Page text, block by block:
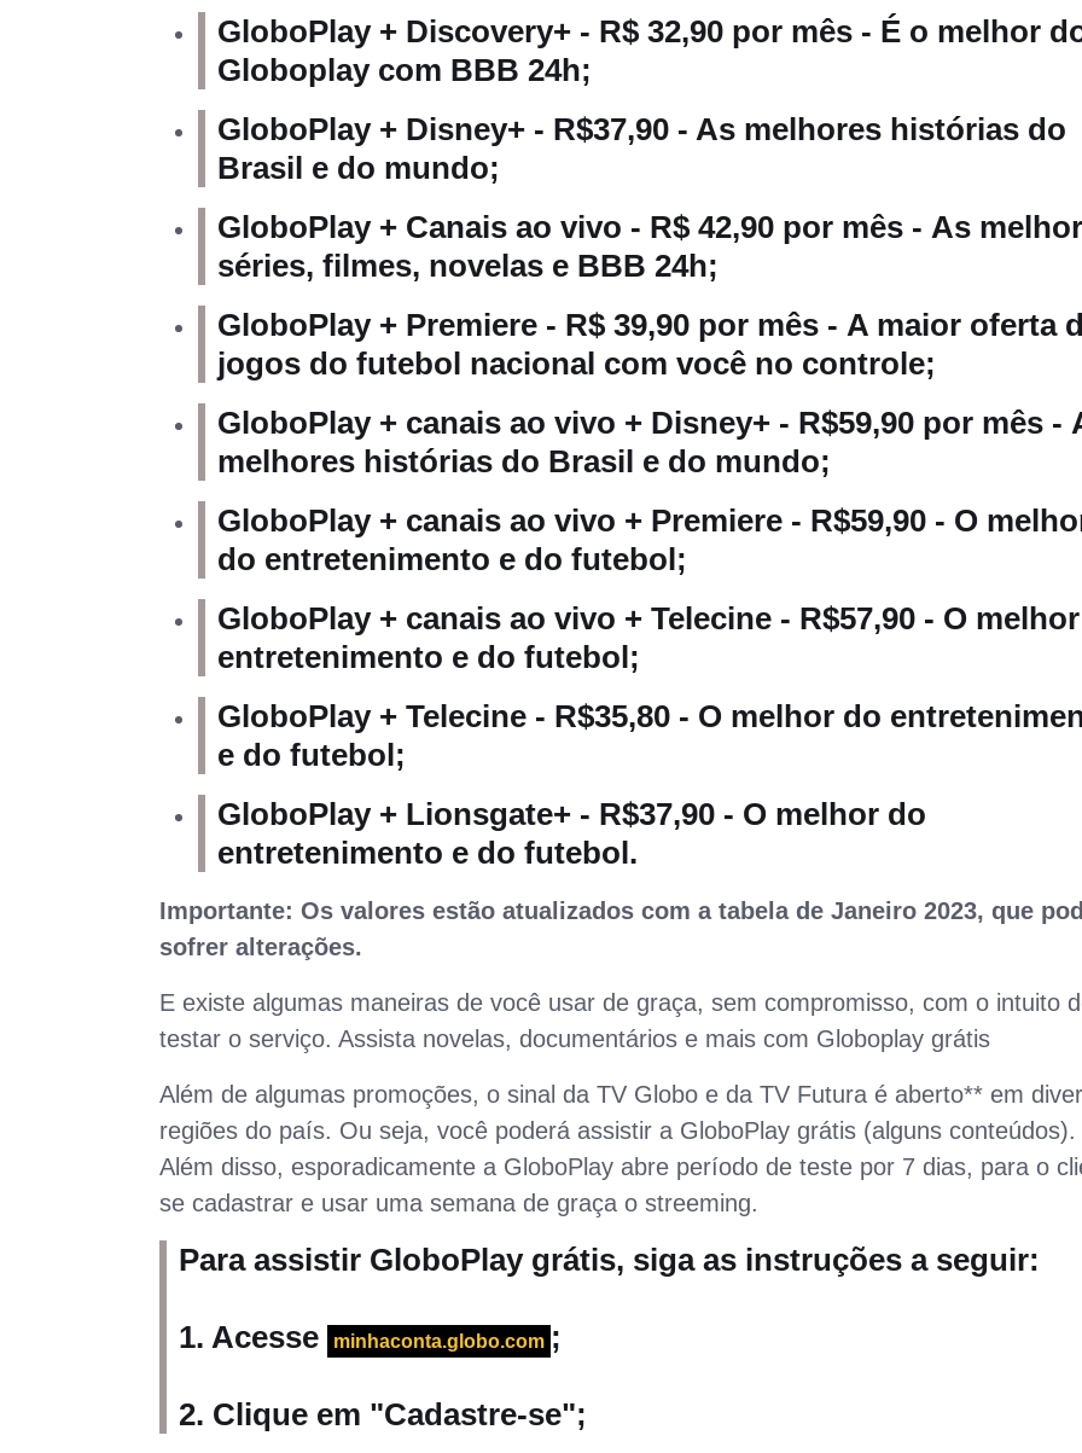
GloboPlay + Discovery+ - R$ 32,90 por mês - É o melhor
Globoplay com BBB 24h;
GloboPlay + Disney+ - R$37,90 - As melhores histórias do
Brasil e do mundo;
GloboPlay + Canais ao vivo - R$ 42,90 por mês - As
séries, filmes, novelas e BBB 24h;
GloboPlay + Premiere - R$ 39,90 por mês - A maior oferta
jogos do futebol nacional com você no controle;
GloboPlay + canais ao vivo + Disney+ - R$59,90 por mês -
melhores histórias do Brasil e do mundo;
GloboPlay + canais ao vivo + Premiere - R$59,90 - O
do entretenimento e do futebol;
GloboPlay + canais ao vivo + Telecine - R$57,90 - O
entretenimento e do futebol;
GloboPlay + Telecine - R$35,80 - O melhor do
e do futebol;
GloboPlay + Lionsgate+ - R$37,90 - O melhor do
entretenimento e do futebol.
Importante: Os valores estão atualizados com a tabela de Janeiro 2023, que
sofrer alterações.
E existe algumas maneiras de você usar de graça, sem compromisso, com o intuito
testar o serviço. Assista novelas, documentários e mais com Globoplay grátis
Além de algumas promoções, o sinal da TV Globo e da TV Futura é aberto** em
regiões do país. Ou seja, você poderá assistir a GloboPlay grátis (alguns conteúdos).
Além disso, esporadicamente a GloboPlay abre período de teste por 7 dias, para o
se cadastrar e usar uma semana de graça o streeming.
Para assistir GloboPlay grátis, siga as instruções a seguir:
1. Acesse minhaconta.globo.com ;
2. Clique em "Cadastre-se";